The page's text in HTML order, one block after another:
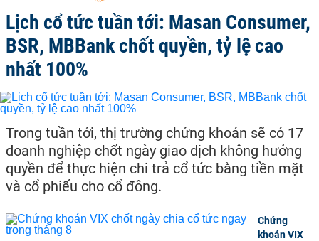
Lịch cổ tức tuần tới: Masan Consumer,
BSR, MBBank chốt quyền, tỷ lệ cao
nhất 100%
Trong tuần tới, thị trường chứng khoán sẽ có 17
doanh nghiệp chốt ngày giao dịch không hưởng
quyền để thực hiện chi trả cổ tức bằng tiền mặt
và cổ phiếu cho cổ đông.
Chứng
khoán VIX